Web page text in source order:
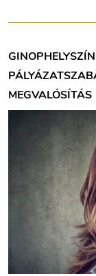
GINOP
PÁLYÁZAT
MEGVALÓSÍTÁS